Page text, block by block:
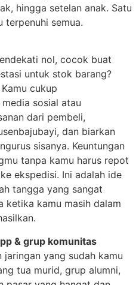
hingga setelan anak. Satu
terpenuhi semua.
nol, cocok buat
untuk stok barang?
cukup
sosial atau
dari pembeli,
dan biarkan
sisanya. Keuntungan
tanpa kamu harus repot
ekspedisi. Ini adalah ide
tangga yang sangat
kamu masih dalam
& grup komunitas
yang sudah kamu
tua murid, grup alumni,